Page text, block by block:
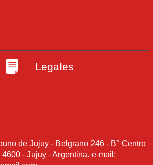
Legales
de Jujuy - Belgrano 246 - B° Centro
- Jujuy - Argentina. e-mail: